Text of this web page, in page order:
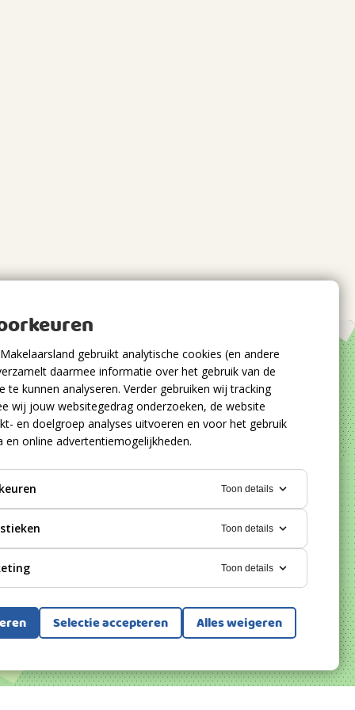
gebruikt analytische cookies (en andere
daarmee informatie over het gebruik van de
te kunnen analyseren. Verder gebruiken wij tracking
wij jouw websitegedrag onderzoeken, de website
en doelgroep analyses uitvoeren en voor het gebruik
en online advertentiemogelijkheden.
Toon details
Toon details
Toon details
Selectie accepteren Alles weigeren